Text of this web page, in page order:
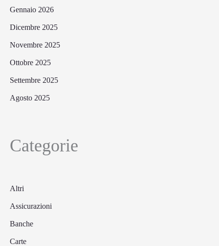
Gennaio 2026
Dicembre 2025
Novembre 2025
Ottobre 2025
Settembre 2025
Agosto 2025
Categorie
Altri
Assicurazioni
Banche
Carte